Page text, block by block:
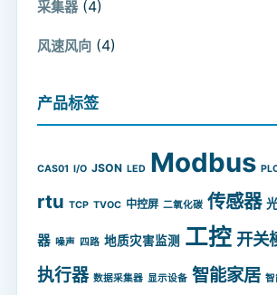
采集器 (4)
风速风向 (4)
产品标签
CAS01 I/O JSON LED Modbus
rtu TCP TVOC 中控屏 二氧化碳 传感器
器 噪声 四路 地质灾害监测 工控 开关
执行器 数据采集器 显示设备 智能家居 智